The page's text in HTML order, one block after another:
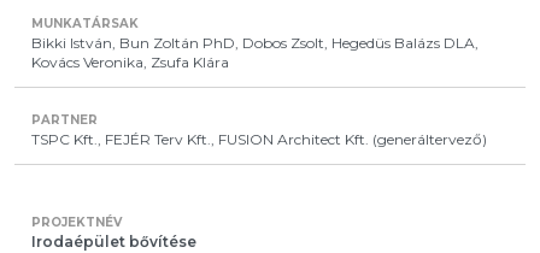
Bikki István, Bun Zoltán PhD, Dobos Zsolt, Hegedüs Balázs DLA,
Kovács Veronika, Zsufa Klára
TSPC Kft., FEJÉR Terv Kft., FUSION Architect Kft. (generáltervező)
Irodaépület bővítése